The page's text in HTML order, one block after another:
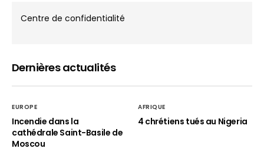
Centre de confidentialité
Dernières actualités
EUROPE
Incendie dans la
cathédrale Saint-Basile de
Moscou
AFRIQUE
4 chrétiens tués au Nigeria